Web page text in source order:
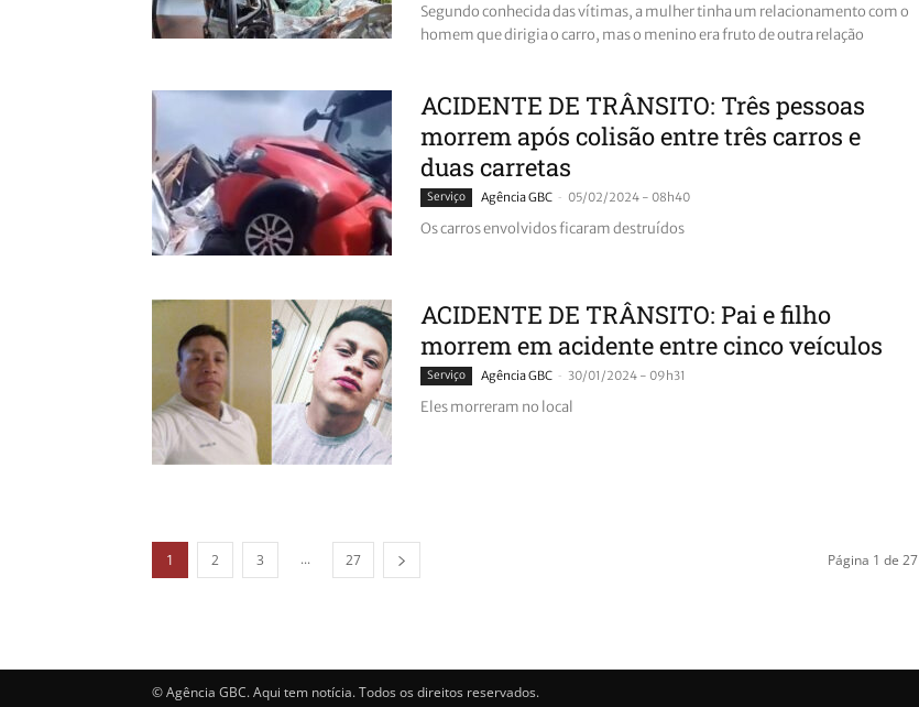
Segundo conhecida das vítimas, a mulher tinha um relacionamento com o
homem que dirigia o carro, mas o menino era fruto de outra relação
ACIDENTE DE TRÂNSITO: Três pessoas
morrem após colisão entre três carros e
duas carretas
Serviço Agência GBC - 05/02/2024 - 08h40
Os carros envolvidos ficaram destruídos
ACIDENTE DE TRÂNSITO: Pai e filho
morrem em acidente entre cinco veículos
Serviço Agência GBC - 30/01/2024 - 09h31
Eles morreram no local
1 2 3 ... 27 Página 1 de 27
© Agência GBC. Aqui tem notícia. Todos os direitos reservados.